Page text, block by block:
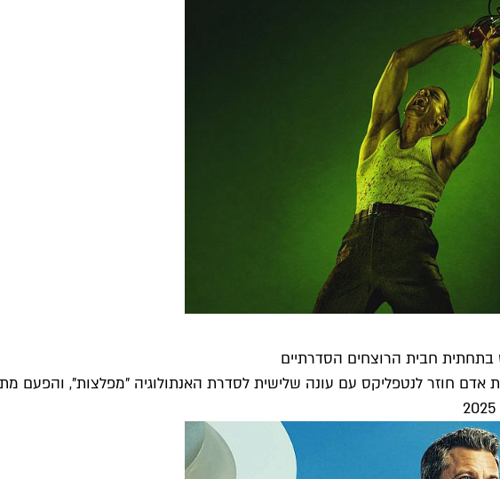
בתחתית חבית הרוצחים הסדרתיים
אדם חוזר לנטפליקס עם עונה שלישית לסדרת האנתולוגיה "מפלצות", והפעם